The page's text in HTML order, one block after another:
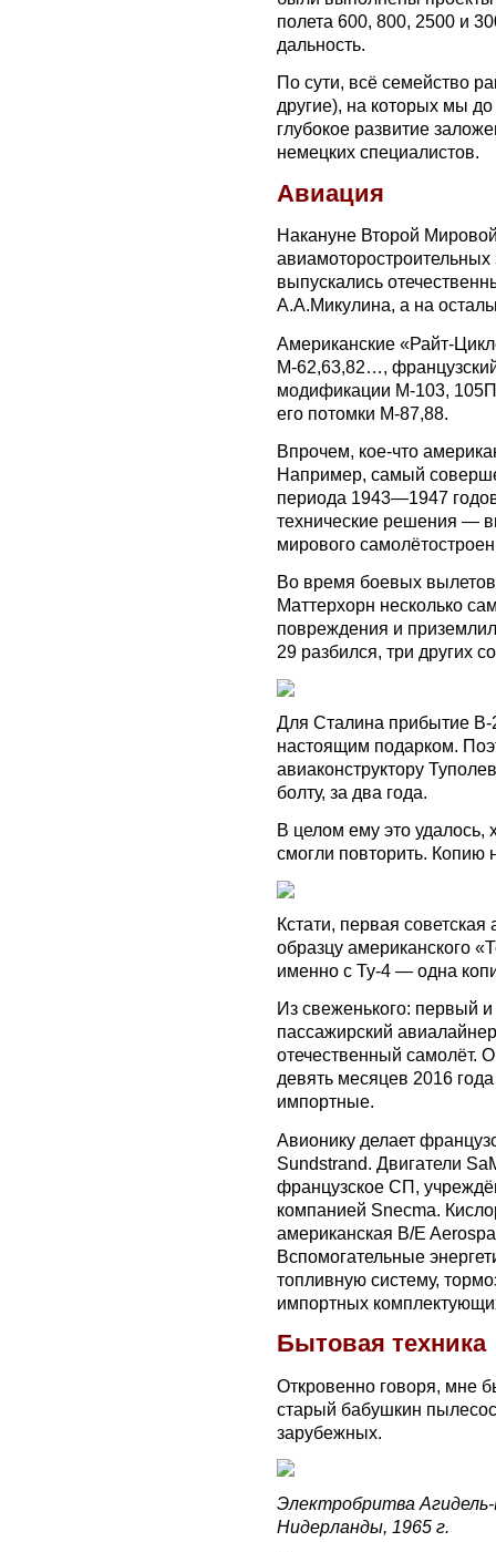
полета 600, 800, 2500 и
дальность.
По сути, всё семейство
другие), на которых мы
глубокое развитие
немецких специалистов.
Авиация
Накануне Второй
выпускались
А.А.Микулина, а на
Американские «Райт-
М-62,63,82…,
модификации М-103,
его потомки М-87,88.
Впрочем, кое-что
Например, самый
периода 1943—1947
технические решения —
мирового
Во время боевых
Маттерхорн несколько
повреждения и
29 разбился, три других
Для Сталина прибытие B-
настоящим подарком.
авиаконструктору
болту, за два года.
В целом ему это
смогли повторить. Копию
Кстати, первая
образцу американского
именно с Ту-4 — одна
Из свеженького: первый
пассажирский
отечественный самолёт.
девять месяцев 2016
импортные.
Авионику делает
Sundstrand. Двигатели
французское СП,
компанией Snecma.
американская B/E
Вспомогательные
топливную систему,
импортных
Бытовая техника
Откровенно говоря, мне
старый бабушкин
зарубежных.
Электробритва
Нидерланды, 1965 г.